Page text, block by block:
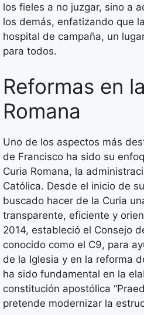
los fieles a no juzgar, sino a
los demás, enfatizando que
hospital de campaña, un
para todos.
Reformas en
Romana
Uno de los aspectos más
de Francisco ha sido su
Curia Romana, la
Católica. Desde el inicio de
buscado hacer de la Curia
transparente, eficiente y
2014, estableció el Consejo
conocido como el C9, para
de la Iglesia y en la reforma
ha sido fundamental en la
constitución apostólica
pretende modernizar la